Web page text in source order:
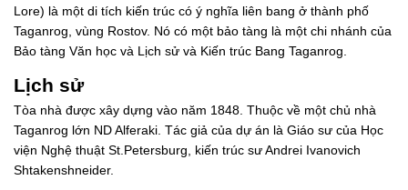
Lore) là một di tích kiến ​​trúc có ý nghĩa liên bang ở thành phố
Taganrog, vùng Rostov. Nó có một bảo tàng là một chi nhánh của
Bảo tàng Văn học và Lịch sử và Kiến trúc Bang Taganrog.
Lịch sử
Tòa nhà được xây dựng vào năm 1848. Thuộc về một chủ nhà
Taganrog lớn ND Alferaki. Tác giả của dự án là Giáo sư của Học
viện Nghệ thuật St.Petersburg, kiến ​​trúc sư Andrei Ivanovich
Shtakenshneider.